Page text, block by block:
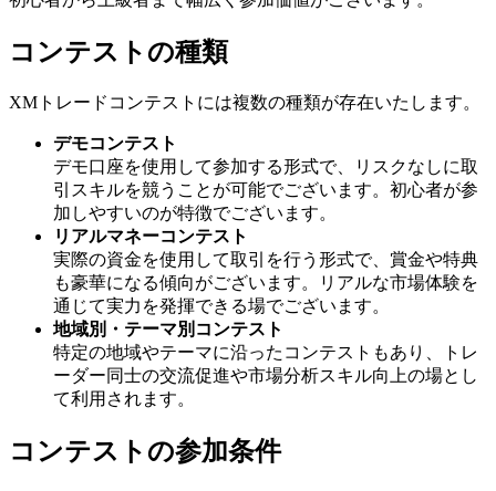
コンテストの種類
XMトレードコンテストには複数の種類が存在いたします。
デモコンテスト
デモ口座を使用して参加する形式で、リスクなしに取
引スキルを競うことが可能でございます。初心者が参
加しやすいのが特徴でございます。
リアルマネーコンテスト
実際の資金を使用して取引を行う形式で、賞金や特典
も豪華になる傾向がございます。リアルな市場体験を
通じて実力を発揮できる場でございます。
地域別・テーマ別コンテスト
特定の地域やテーマに沿ったコンテストもあり、トレ
ーダー同士の交流促進や市場分析スキル向上の場とし
て利用されます。
コンテストの参加条件